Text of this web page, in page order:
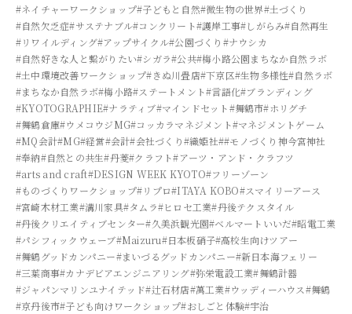
#ネイチャーワークショップ#子どもと自然#微生物の世界#土づくり
#自然欠乏症#サステナブル#コンクリート#護岸工事#しがらみ#自然再生
#リワイルディング#アップサイクル#公園づくり #ナウシカ
#自然好きな人と繋がりたい#シガラ#公共#梅小路公園まちなか自然ラボ
#土中環境改善ワークショップ#きぬ川畳店#下京区#生物多様性#自然ラボ
#まちなか自然ラボ#梅小路#ステートメント#言語化#ブランディング
#KYOTOGRAPHIE#ナラティブ#マインドセット#舞鶴市#ホリグチ
#舞鶴倉庫#ウメコウジMG#コッカラマネジメント#マネジメントゲーム
#MQ会計#MG#経営#会計#会社づくり#織姫社##モノづくり神今宮神社
#奉納#自然との共生#丹菱#クラフト#アーツ・アンド・クラフツ
#arts and craft#DESIGN WEEK KYOTO#フリーゾーン
#ものづくりワークショップ#リプロ#ITAYA KOBO#スマイリーアース
#宮崎木材工業#溝川家具#タムラ#ヒロセ工業#丹後テクスタイル
#丹後クリエイティブセンター#久美浜観光園#ベルマートいいだ#昭電工業
#パシフィックウェーブ#Maizuru#日本板硝子#高校生向けツアー
#舞鶴グッドカンパニー#まいづるグッドカンパニー#新日本海フェリー
#三葉商事#カナデビアエンジニアリング#弥栄電設工業#舞鶴計器
#ジャパンマリンユナイテッド#辻石材店#萬工業#ウッディーハウス#舞鶴
#京丹後市#子ども向けワークショップ#おしごと体験#宇治